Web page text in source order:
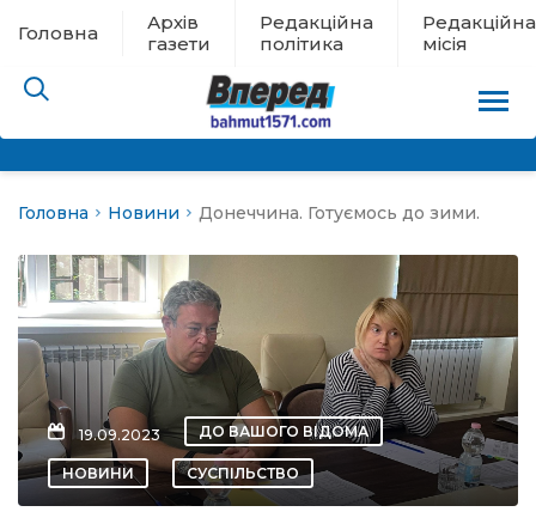
Головна
Архів
газети
Редакційна
політика
Редакційна
місія
евакуації
новини
Головна Новини Донеччина. Готуємось до зими.
19.09.2023 ДО ВАШОГО ВІДОМА
НОВИНИ СУСПІЛЬСТВО